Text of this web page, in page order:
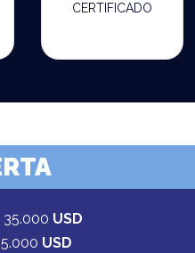
CERTIFICADO
35.000 USD
USD